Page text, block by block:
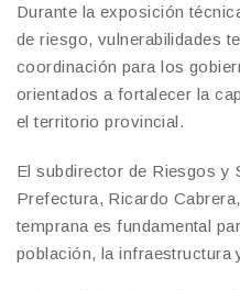
Durante la exposición
de riesgo, vulnerabilidades
coordinación para los
orientados a fortalecer la
el territorio provincial.
El subdirector de Riesgos y
Prefectura, Ricardo
temprana es fundamental
población, la infraestructura